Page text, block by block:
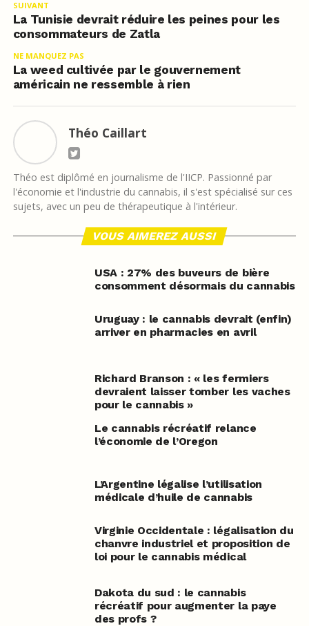
SUIVANT
La Tunisie devrait réduire les peines pour les
consommateurs de Zatla
NE MANQUEZ PAS
La weed cultivée par le gouvernement
américain ne ressemble à rien
Théo Caillart
Théo est diplômé en journalisme de l'IICP. Passionné par
l'économie et l'industrie du cannabis, il s'est spécialisé sur ces
sujets, avec un peu de thérapeutique à l'intérieur.
VOUS AIMEREZ AUSSI
USA : 27% des buveurs de bière
consomment désormais du cannabis
Uruguay : le cannabis devrait (enfin)
arriver en pharmacies en avril
Richard Branson : « les fermiers
devraient laisser tomber les vaches
pour le cannabis »
Le cannabis récréatif relance
l’économie de l’Oregon
L’Argentine légalise l’utilisation
médicale d’huile de cannabis
Virginie Occidentale : légalisation du
chanvre industriel et proposition de
loi pour le cannabis médical
Dakota du sud : le cannabis
récréatif pour augmenter la paye
des profs ?